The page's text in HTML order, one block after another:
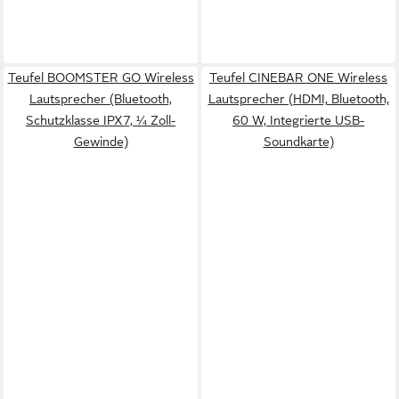
Teufel BOOMSTER GO Wireless
Lautsprecher (Bluetooth,
Schutzklasse IPX7, ¼ Zoll-
Gewinde)
Teufel CINEBAR ONE Wireless
Lautsprecher (HDMI, Bluetooth,
60 W, Integrierte USB-
Soundkarte)